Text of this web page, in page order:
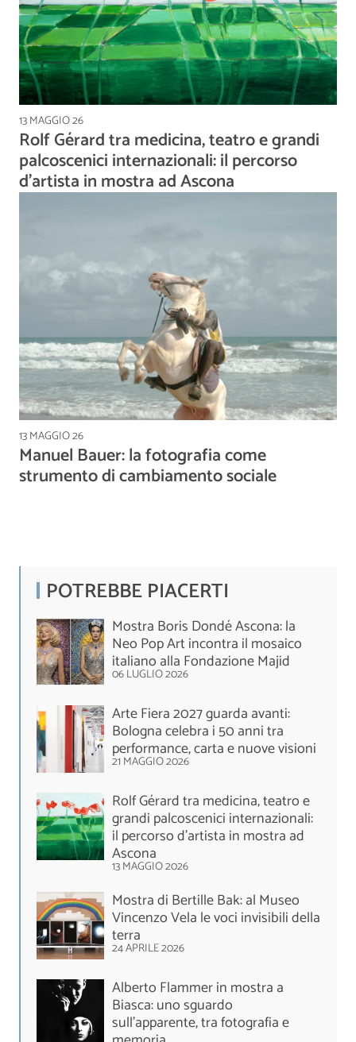
13 MAGGIO 26
Rolf Gérard tra medicina, teatro e grandi
palcoscenici internazionali: il percorso
d'artista in mostra ad Ascona
13 MAGGIO 26
Manuel Bauer: la fotografia come
strumento di cambiamento sociale
POTREBBE PIACERTI
Mostra Boris Dondé Ascona: la
Neo Pop Art incontra il mosaico
italiano alla Fondazione Majid
06 LUGLIO 2026
Arte Fiera 2027 guarda avanti:
Bologna celebra i 50 anni tra
performance, carta e nuove visioni
21 MAGGIO 2026
Rolf Gérard tra medicina, teatro e
grandi palcoscenici internazionali:
il percorso d'artista in mostra ad
Ascona
13 MAGGIO 2026
Mostra di Bertille Bak: al Museo
Vincenzo Vela le voci invisibili della
terra
24 APRILE 2026
Alberto Flammer in mostra a
Biasca: uno sguardo
sull’apparente, tra fotografia e